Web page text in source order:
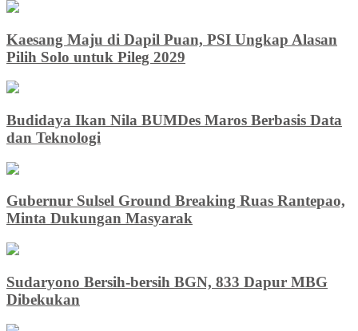
Kaesang Maju di Dapil Puan, PSI Ungkap Alasan
Pilih Solo untuk Pileg 2029
Budidaya Ikan Nila BUMDes Maros Berbasis Data
dan Teknologi
Gubernur Sulsel Ground Breaking Ruas Rantepao,
Minta Dukungan Masyarak
Sudaryono Bersih-bersih BGN, 833 Dapur MBG
Dibekukan